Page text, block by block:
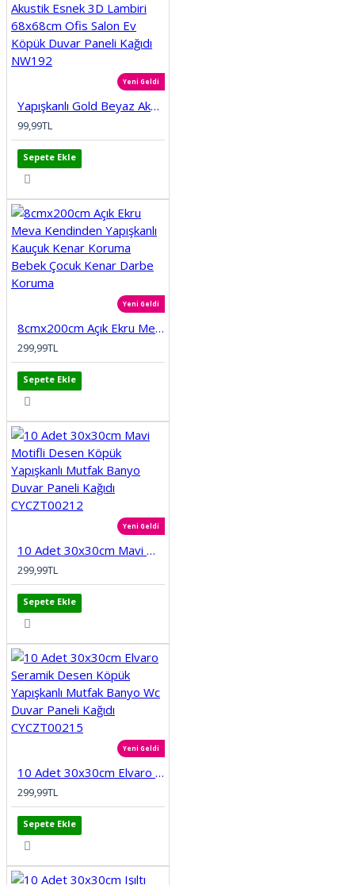
Yeni Geldi
Yapışkanlı Gold Beyaz Akustik Esnek 3D Lambiri 68x68cm Ofis Salon Ev Köpük Duvar Paneli Kağıdı NW192
99,99TL
Sepete Ekle
Yeni Geldi
8cmx200cm Açık Ekru Meva Kendinden Yapışkanlı Kauçuk Kenar Koruma Bebek Çocuk Kenar Darbe Koruma
299,99TL
Sepete Ekle
Yeni Geldi
10 Adet 30x30cm Mavi Motifli Desen Köpük Yapışkanlı Mutfak Banyo Duvar Paneli Kağıdı CYCZT00212
299,99TL
Sepete Ekle
Yeni Geldi
10 Adet 30x30cm Elvaro Seramik Desen Köpük Yapışkanlı Mutfak Banyo Wc Duvar Paneli Kağıdı CYCZT00215
299,99TL
Sepete Ekle